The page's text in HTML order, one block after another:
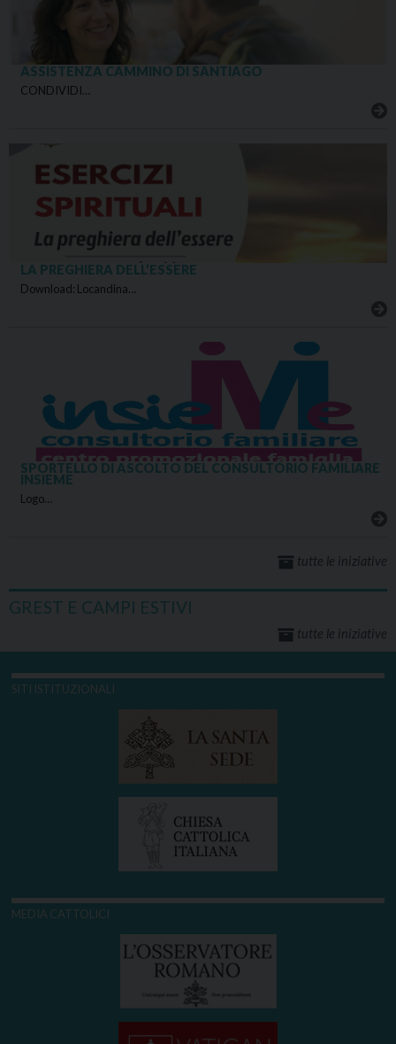
ASSISTENZA CAMMINO DI SANTIAGO
CONDIVIDI…
LA PREGHIERA DELL’ESSERE
Download: Locandina…
SPORTELLO DI ASCOLTO DEL CONSULTORIO FAMILIARE
INSIEME
Logo…
tutte le iniziative
GREST E CAMPI ESTIVI
tutte le iniziative
SITI ISTITUZIONALI
MEDIA CATTOLICI